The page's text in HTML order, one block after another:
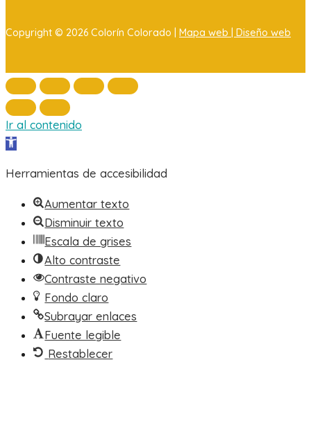
Copyright © 2026 Colorín Colorado | Mapa web | Diseño web
Ir al contenido
Abrir barra de herramientas
Herramientas de accesibilidad
Aumentar texto
Disminuir texto
Escala de grises
Alto contraste
Contraste negativo
Fondo claro
Subrayar enlaces
Fuente legible
Restablecer